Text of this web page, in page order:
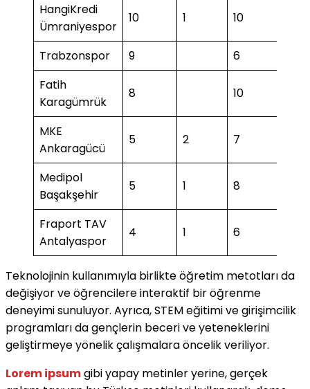
HangiKredi
Ümraniyespor
10 1 10
Trabzonspor 9
6
Fatih
Karagümrük
8 10
MKE
Ankaragücü
5 2 7
Medipol
Başakşehir
5 1 8
Fraport TAV
Antalyaspor
4 1 6
Teknolojinin kullanımıyla birlikte öğretim metotları da
değişiyor ve öğrencilere interaktif bir öğrenme
deneyimi sunuluyor. Ayrıca, STEM eğitimi ve girişimcilik
programları da gençlerin beceri ve yeteneklerini
geliştirmeye yönelik çalışmalara öncelik veriliyor.
Lorem ipsumgibi yapay metinler yerine, gerçek